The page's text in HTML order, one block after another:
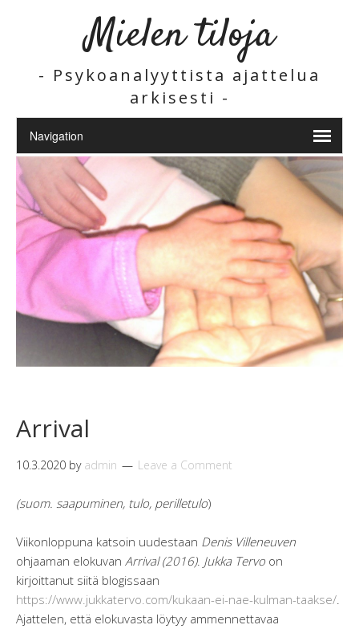
Mielen tiloja
- Psykoanalyyttista ajattelua
arkisesti -
Arrival
10.3.2020 by admin Leave a Comment
(suom. saapuminen, tulo, perilletulo)
Viikonloppuna katsoin uudestaan Denis Villeneuven
ohjaaman elokuvan Arrival (2016). Jukka Tervo on
kirjoittanut siitä blogissaan
https://www.jukkatervo.com/kukaan-ei-nae-kulman-taakse/.
Ajattelen, että elokuvasta löytyy ammennettavaa